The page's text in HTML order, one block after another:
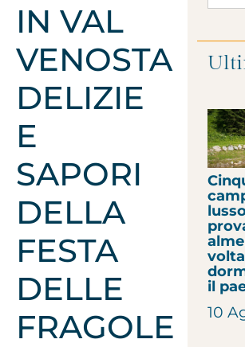
IN VAL
VENOSTA
DELIZIE
E
SAPORI
DELLA
FESTA
DELLE
FRAGOLE
il
10